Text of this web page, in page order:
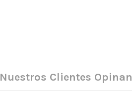
Nuestros Clientes Opinan